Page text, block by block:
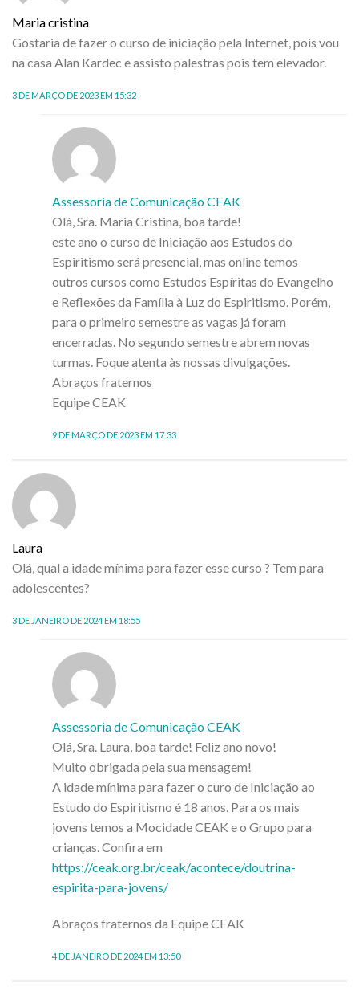
Maria cristina
Gostaria de fazer o curso de iniciação pela Internet, pois vou
na casa Alan Kardec e assisto palestras pois tem elevador.
3 DE MARÇO DE 2023 EM 15:32
Assessoria de Comunicação CEAK
Olá, Sra. Maria Cristina, boa tarde!
este ano o curso de Iniciação aos Estudos do
Espiritismo será presencial, mas online temos
outros cursos como Estudos Espíritas do Evangelho
e Reflexões da Família à Luz do Espiritismo. Porém,
para o primeiro semestre as vagas já foram
encerradas. No segundo semestre abrem novas
turmas. Foque atenta às nossas divulgações.
Abraços fraternos
Equipe CEAK
9 DE MARÇO DE 2023 EM 17:33
Laura
Olá, qual a idade mínima para fazer esse curso ? Tem para
adolescentes?
3 DE JANEIRO DE 2024 EM 18:55
Assessoria de Comunicação CEAK
Olá, Sra. Laura, boa tarde! Feliz ano novo!
Muito obrigada pela sua mensagem!
A idade mínima para fazer o curo de Iniciação ao
Estudo do Espiritismo é 18 anos. Para os mais
jovens temos a Mocidade CEAK e o Grupo para
crianças. Confira em
https://ceak.org.br/ceak/acontece/doutrina-
espirita-para-jovens/
Abraços fraternos da Equipe CEAK
4 DE JANEIRO DE 2024 EM 13:50